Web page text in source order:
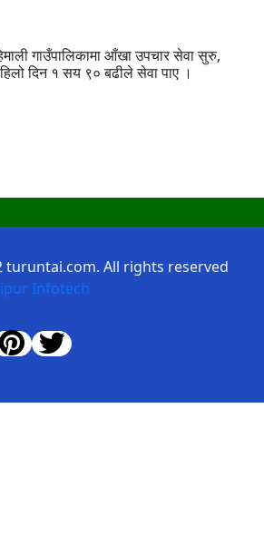
गाउँपालिकामा आँखा उपचार सेवा सुरु,
दिन १ सय ९० बढीले सेवा पाए ।
turuntai.com. All rights reserved
Infotech